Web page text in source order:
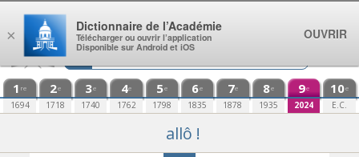
Aller au contenu
1 re
1694
2e
1718
3e
1740
4e
1762
5e
1798
6e
1835
7e
1878
8e
1935
9e
2024
10e
E.C.
allô !
×
Dictionnaire de l’Académie
Télécharger ou ouvrir l’application
Disponible sur Android et iOS
OUVRIR